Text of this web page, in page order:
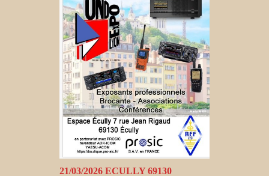
21/03/2026 ECULLY 69130